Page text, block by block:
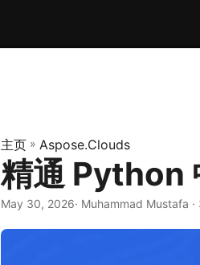
主页 » Aspose.Clouds
精通 Python
May 30, 2026· Muhammad Mustafa ·